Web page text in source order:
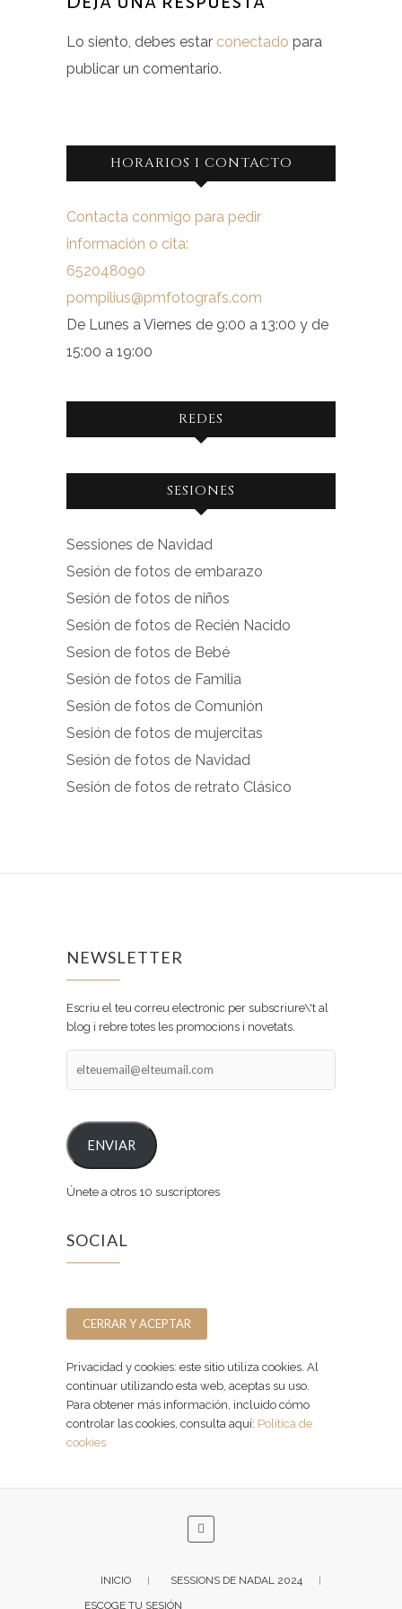
Lo siento, debes estar conectado para
publicar un comentario.
HORARIOS I CONTACTO
Contacta conmigo para pedir
información o cita:
652048090
pompilius@pmfotografs.com
De Lunes a Viernes de 9:00 a 13:00 y de
15:00 a 19:00
REDES
Ver
facebook.com
en
Facebook
Ver
instagram.com
en
Instagram
SESIONES
Sessiones de Navidad
Sesión de fotos de embarazo
Sesión de fotos de niños
Sesión de fotos de Recién Nacido
Sesion de fotos de Bebé
Sesión de fotos de Familia
Sesión de fotos de Comunión
Sesión de fotos de mujercitas
Sesión de fotos de Navidad
Sesión de fotos de retrato Clásico
NEWSLETTER
Escriu el teu correu electronic per subscriure\'t al
blog i rebre totes les promocions i novetats.
ENVIAR
Únete a otros 10 suscriptores
SOCIAL
Privacidad y cookies: este sitio utiliza cookies. Al
continuar utilizando esta web, aceptas su uso.
Para obtener más información, incluido cómo
controlar las cookies, consulta aquí: Política de
cookies
INICIO
SESSIONS DE NADAL 2024
ESCOGE TU SESIÓN